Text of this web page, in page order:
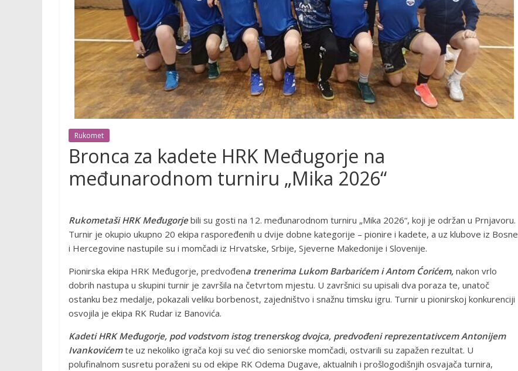
Rukomet
Bronca za kadete HRK Međugorje na
međunarodnom turniru „Mika 2026“
Rukometaši HRK Međugorjebili su gosti na 12. međunarodnom turniru „Mika 2026“, koji je održan u Prnjavoru.
Turnir je okupio ukupno 20 ekipa raspoređenih u dvije dobne kategorije – pionire i kadete, a uz klubove iz Bosne
i Hercegovine nastupile su i momčadi iz Hrvatske, Srbije, Sjeverne Makedonije i Slovenije.
Pionirska ekipa HRK Međugorje, predvođena trenerima Lukom Barbarićem i Antom Ćorićem, nakon vrlo
dobrih nastupa u skupini turnir je završila na četvrtom mjestu. U završnici su upisali dva poraza te, unatoč
ostanku bez medalje, pokazali veliku borbenost, zajedništvo i snažnu timsku igru. Turnir u pionirskoj konkurenciji
osvojila je ekipa RK Rudar iz Banovića.
Kadeti HRK Međugorje, pod vodstvom istog trenerskog dvojca, predvođeni reprezentativcem Antonijem
Ivankovićemte uz nekoliko igrača koji su već dio seniorske momčadi, ostvarili su zapažen rezultat. U
polufinalnom susretu poraženi su od ekipe RK Odema Dugave, aktualnih i prošlogodišnjih osvajača turnira,